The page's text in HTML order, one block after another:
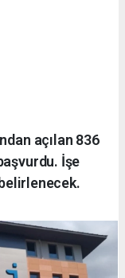
açılan 836
İşe